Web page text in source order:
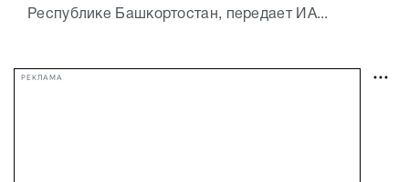
Республике Башкортостан, передает ИА...
РЕКЛАМА